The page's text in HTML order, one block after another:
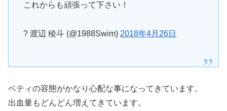
これからも頑張って下さい！
? 渡辺 稜斗 (@1988Swim) 2018年4月26日
ベティの容態がかなり心配な事になってきています。
出血量もどんどん増えてきています。